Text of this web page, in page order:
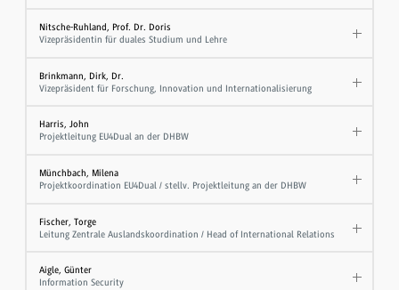
Nitsche-Ruhland, Prof. Dr. Doris
Vizepräsidentin für duales Studium und Lehre
Brinkmann, Dirk, Dr.
Vizepräsident für Forschung, Innovation und Internationalisierung
Harris, John
Projektleitung EU4Dual an der DHBW
Münchbach, Milena
Projektkoordination EU4Dual / stellv. Projektleitung an der DHBW
Fischer, Torge
Leitung Zentrale Auslandskoordination / Head of International Relations
Aigle, Günter
Information Security